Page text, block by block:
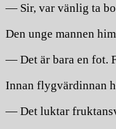
— Sir, var vänlig ta
Den unge mannen
— Det är bara en fot.
Innan flygvärdinnan
— Det luktar